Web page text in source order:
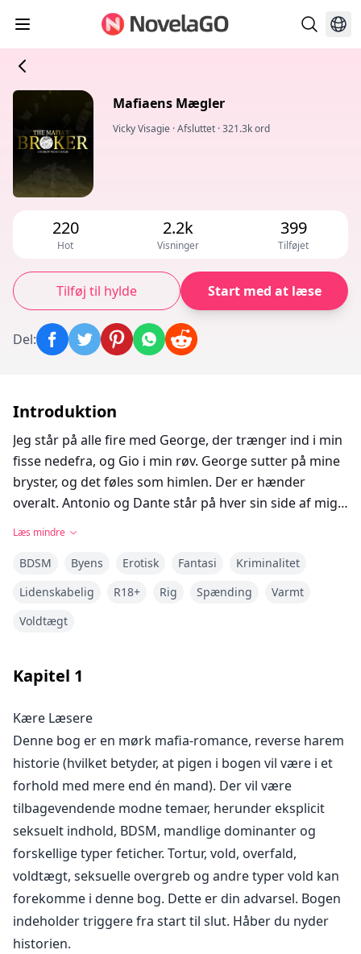
Mafiaens Mægler
Vicky Visagie ·Afsluttet ·321.3k ord
220
Hot
2.2k
Visninger
399
Tilføjet
Tilføj til hylde Start med at læse
Del:
Introduktion
Jeg står på alle fire med George, der trænger ind i min
fisse nedefra, og Gio i min røv. George sutter på mine
bryster, og det føles som himlen. Der er hænder
overalt. Antonio og Dante står på hver sin side af mig.
De skiftes til at skubbe deres pik ind i min mund. Der
Antonio er hård ved min mund, han går helt ned i
halsen på mig, indtil jeg gisper, før han trækker sig ud,
når jeg leger med min tunge omkring hans pik.
Når Dante går dybt og får mig til at gispe, er det
Antonios tur igen. Jeg kan mærke min orgasme
nærme sig, og det føles som den bedste orgasme
nogensinde. Jeg er ikke sikker på, om det er en god idé
at have Antonio eller Dantes pik i munden, når jeg
kommer. Jeg kunne måske bide den af. Jeg begyndte at
stønne omkring Antonios pik, og han stønnede, mens
Dante hviskede i mit øre, hvor god en pige jeg er...
Mit navn er Emilia Rossi, min far var mægler for en rig
og berygtet mafiafamilie. Han døde for nogle år siden,
og jeg besluttede at overtage hans forretning. Den
eneste forskel er, at jeg ikke vil arbejde for kun én
Læs mindre
BDSM Byens Erotisk Fantasi
Kriminalitet
Lidenskabelig
R18+ Rig Spænding
Varmt
Voldtægt
Kapitel 1
Kære Læsere
Denne bog er en mørk mafia-romance, reverse harem
historie (hvilket betyder, at pigen i bogen vil være i et
forhold med mere end én mand). Der vil være
tilbagevendende modne temaer, herunder eksplicit
seksuelt indhold, BDSM, mandlige dominanter og
forskellige typer feticher. Tortur, vold, overfald,
voldtægt, seksuelle overgreb og andre typer vold kan
forekomme i denne bog. Dette er din advarsel. Bogen
indeholder triggere fra start til slut. Håber du nyder
historien.